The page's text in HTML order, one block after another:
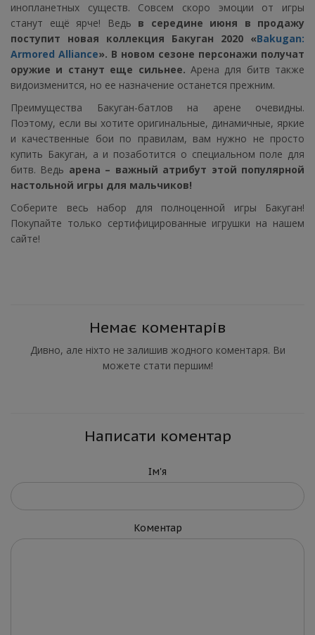
инопланетных существ. Совсем скоро эмоции от игры
станут ещё ярче! Ведь в середине июня в продажу
поступит новая коллекция Бакуган 2020 «Bakugan:
Armored Alliance». В новом сезоне персонажи получат
оружие и станут еще сильнее. Арена для битв также
видоизменится, но ее назначение останется прежним.
Преимущества Бакуган-батлов на арене очевидны.
Поэтому, если вы хотите оригинальные, динамичные, яркие
и качественные бои по правилам, вам нужно не просто
купить Бакуган, а и позаботится о специальном поле для
битв. Ведь арена – важный атрибут этой популярной
настольной игры для мальчиков!
Соберите весь набор для полноценной игры Бакуган!
Покупайте только сертифицированные игрушки на нашем
сайте!
Немає коментарів
Дивно, але ніхто не залишив жодного коментаря. Ви
можете стати першим!
Написати коментар
Ім'я
Коментар